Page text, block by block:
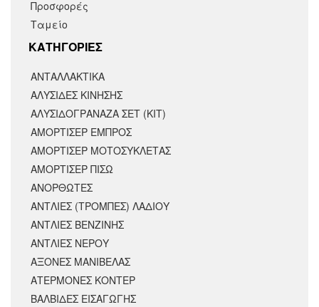
Προσφορές
Ταμείο
KΑΤΗΓΟΡΙΕΣ
ΑΝΤΑΛΛΑΚΤΙΚΆ
ΑΛΥΣΙΔΕΣ ΚΙΝΗΣΗΣ
ΑΛΥΣΙΔΟΓΡΑΝΑΖΑ ΣΕΤ (ΚΙΤ)
ΑΜΟΡΤΙΣΕΡ ΕΜΠΡΟΣ
ΑΜΟΡΤΙΣΈΡ ΜΟΤΟΣΥΚΛΈΤΑΣ
ΑΜΟΡΤΙΣΕΡ ΠΙΣΩ
ΑΝΟΡΘΩΤΕΣ
ΑΝΤΛΙΕΣ (ΤΡΟΜΠΕΣ) ΛΑΔΙΟΥ
ΑΝΤΛΙΕΣ ΒΕΝΖΙΝΗΣ
ΑΝΤΛΙΕΣ ΝΕΡΟΥ
ΑΞΟΝΕΣ ΜΑΝΙΒΕΛΑΣ
ΑΤΕΡΜΟΝΕΣ ΚΟΝΤΕΡ
ΒΑΛΒΙΔΕΣ ΕΙΣΑΓΩΓΗΣ